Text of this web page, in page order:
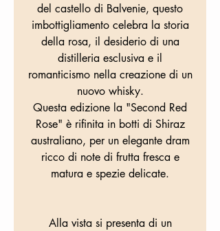
del castello di Balvenie, questo
imbottigliamento celebra la storia
della rosa, il desiderio di una
distilleria esclusiva e il
romanticismo nella creazione di un
nuovo whisky.
Questa edizione la "Second Red
Rose" è rifinita in botti di Shiraz
australiano, per un elegante dram
ricco di note di frutta fresca e
matura e spezie delicate.
Alla vista si presenta di un